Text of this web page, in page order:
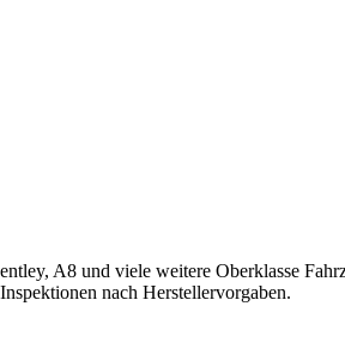
A8 und viele weitere Oberklasse
nach Herstellervorgaben.